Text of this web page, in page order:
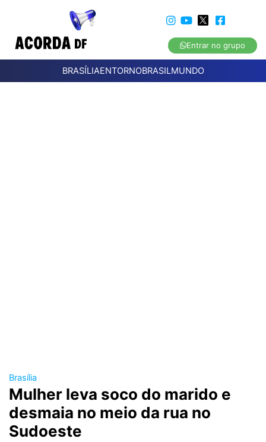
Entrar no grupo
BRASÍLIAENTORNOBRASILMUNDO
Brasília
Mulher leva soco do marido e
desmaia no meio da rua no
Sudoeste